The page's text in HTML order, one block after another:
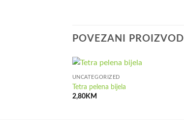
POVEZANI PROIZVODI
UNCATEGORIZED
Tetra pelena bijela
2,80KM